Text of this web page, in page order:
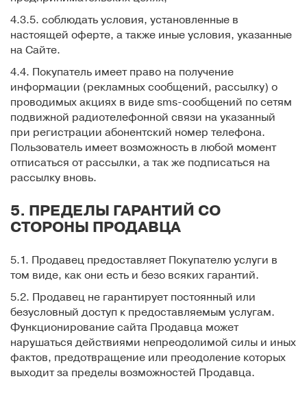
4.3.5. соблюдать условия, установленные в
настоящей оферте, а также иные условия, указанные
на Сайте.
4.4. Покупатель имеет право на получение
информации (рекламных сообщений, рассылку) о
проводимых акциях в виде sms-сообщений по сетям
подвижной радиотелефонной связи на указанный
при регистрации абонентский номер телефона.
Пользователь имеет возможность в любой момент
отписаться от рассылки, а так же подписаться на
рассылку вновь.
5. ПРЕДЕЛЫ ГАРАНТИЙ СО
СТОРОНЫ ПРОДАВЦА
5.1. Продавец предоставляет Покупателю услуги в
том виде, как они есть и безо всяких гарантий.
5.2. Продавец не гарантирует постоянный или
безусловный доступ к предоставляемым услугам.
Функционирование cайта Продавца может
нарушаться действиями непреодолимой силы и иных
фактов, предотвращение или преодоление которых
выходит за пределы возможностей Продавца.